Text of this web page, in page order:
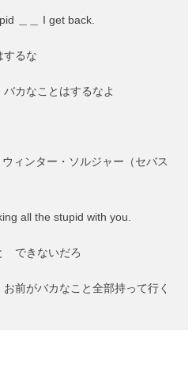
＿＿ I get back.
るな
カなことはするなよ
ィンター・ソルジャー（セバス
all the stupid with you.
できないだろ
がバカなこと全部持って行く